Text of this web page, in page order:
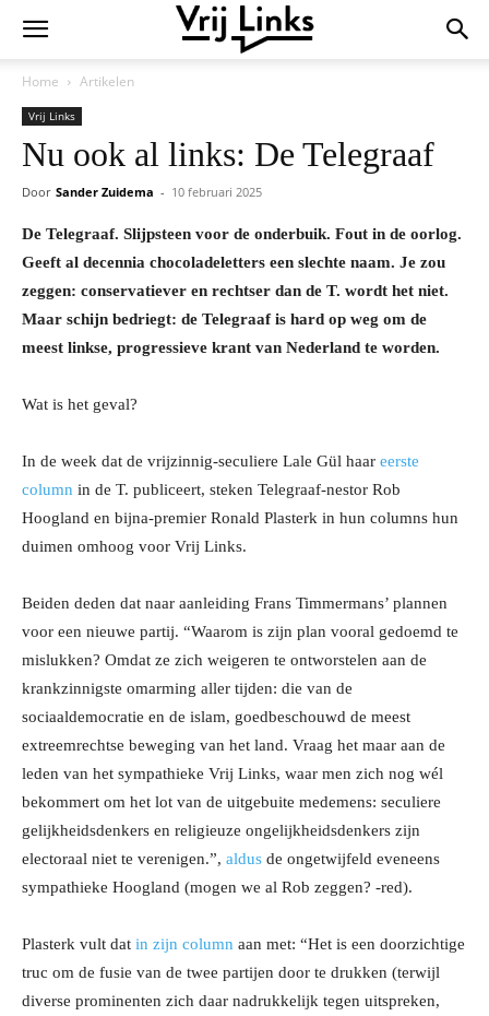
Home Artikelen
Vrij Links
Nu ook al links: De Telegraaf
Door Sander Zuidema - 10 februari 2025
De Telegraaf. Slijpsteen voor de onderbuik. Fout in de oorlog.
Geeft al decennia chocoladeletters een slechte naam. Je zou
zeggen: conservatiever en rechtser dan de T. wordt het niet.
Maar schijn bedriegt: de Telegraaf is hard op weg om de
meest linkse, progressieve krant van Nederland te worden.
Wat is het geval?
In de week dat de vrijzinnig-seculiere Lale Gül haar eerste
column in de T. publiceert, steken Telegraaf-nestor Rob
Hoogland en bijna-premier Ronald Plasterk in hun columns hun
duimen omhoog voor Vrij Links.
Beiden deden dat naar aanleiding Frans Timmermans’ plannen
voor een nieuwe partij. “Waarom is zijn plan vooral gedoemd te
mislukken? Omdat ze zich weigeren te ontworstelen aan de
krankzinnigste omarming aller tijden: die van de
sociaaldemocratie en de islam, goedbeschouwd de meest
extreemrechtse beweging van het land. Vraag het maar aan de
leden van het sympathieke Vrij Links, waar men zich nog wél
bekommert om het lot van de uitgebuite medemens: seculiere
gelijkheidsdenkers en religieuze ongelijkheidsdenkers zijn
electoraal niet te verenigen.”, aldus de ongetwijfeld eveneens
sympathieke Hoogland (mogen we al Rob zeggen? -red).
Plasterk vult dat in zijn column aan met: “Het is een doorzichtige
truc om de fusie van de twee partijen door te drukken (terwijl
diverse prominenten zich daar nadrukkelijk tegen uitspreken,